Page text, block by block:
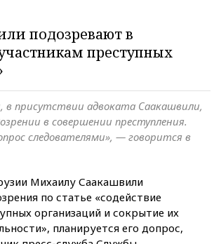
подозревают в
преступных
в присутствии адвоката Саакашвили,
в совершении преступления.
следователями», — говорится в
Михаилу Саакашвили
по статье «содействие
организаций и сокрытие их
планируется его допрос,